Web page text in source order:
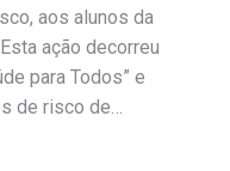
aos alunos da
ação decorreu
para Todos” e
de risco de…